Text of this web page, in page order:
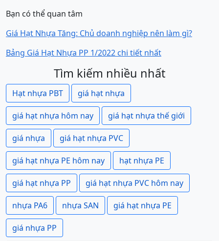
Bạn có thể quan tâm
Giá Hạt Nhựa Tăng: Chủ doanh nghiệp nên làm gì?
Bảng Giá Hạt Nhựa PP 1/2022 chi tiết nhất
Tìm kiếm nhiều nhất
Hạt nhựa PBT giá hạt nhựa
giá hạt nhựa hôm nay giá hạt nhựa thế giới
giá nhựa giá hạt nhựa PVC
giá hạt nhựa PE hôm nay hạt nhựa PE
giá hạt nhựa PP giá hạt nhựa PVC hôm nay
nhựa PA6 nhựa SAN giá hạt nhựa PE
giá nhựa PP